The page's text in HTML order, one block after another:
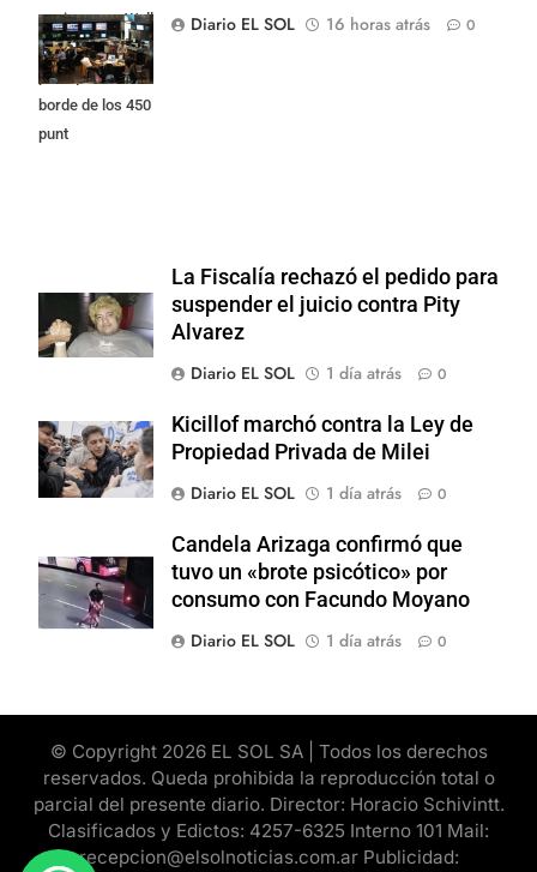
acciones en Wall
Street y el riesgo
país quedó al
borde de los 450
punt
Diario EL SOL
16 horas atrás 0
La Fiscalía rechazó el pedido para
suspender el juicio contra Pity
Alvarez
Diario EL SOL
1 día atrás 0
Kicillof marchó contra la Ley de
Propiedad Privada de Milei
Diario EL SOL
1 día atrás 0
Candela Arizaga confirmó que
tuvo un «brote psicótico» por
consumo con Facundo Moyano
Diario EL SOL
1 día atrás 0
© Copyright 2026 EL SOL SA | Todos los derechos
reservados. Queda prohibida la reproducción total o
parcial del presente diario. Director: Horacio Schivintt.
Clasificados y Edictos: 4257-6325 Interno 101 Mail:
recepcion@elsolnoticias.com.ar Publicidad: